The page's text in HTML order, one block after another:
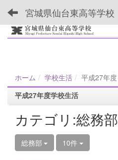
宮城県仙台東高等学校
ホーム 学校生活
平成27年度
平成27年度学校生活
カテゴリ:総務部
総務部 10件